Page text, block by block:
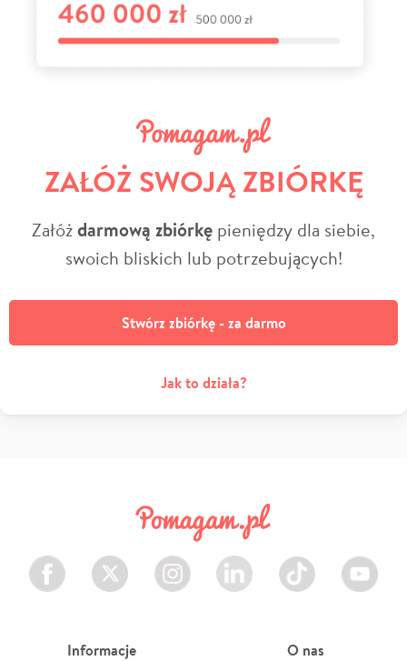
ZAŁÓŻ SWOJĄ ZBIÓRKĘ
Załóżdarmową zbiórkę pieniędzy dla siebie,
swoich bliskich lub potrzebujących!
Stwórz zbiórkę - za darmo
Jak to działa?
Facebook Twitter Instagram LinkedIn TikTok Youtube
Informacje O nas